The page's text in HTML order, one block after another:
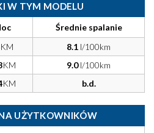
W TYM MODELU
Średnie spalanie
KM 8.1 l/100km
KM 9.0l/100km
KM b.d.
UŻYTKOWNIKÓW